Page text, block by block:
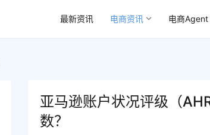
最新资讯 电商资讯 电商Agent
亚马逊账户状况评级（
数？